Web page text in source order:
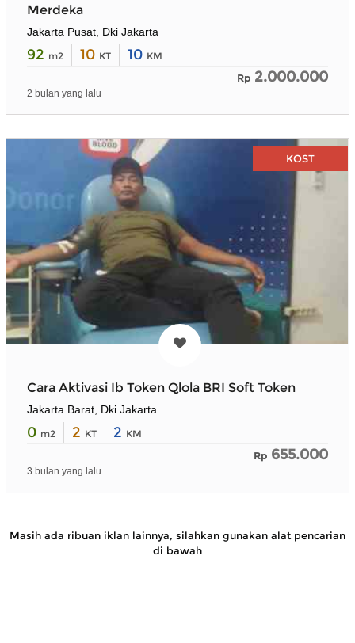
Merdeka
Jakarta Pusat, Dki Jakarta
92 m2 10 KT 10 KM
Rp 2.000.000
2 bulan yang lalu
KOST
Cara Aktivasi Ib Token Qlola BRI Soft Token
Jakarta Barat, Dki Jakarta
0 m2 2 KT 2 KM
Rp 655.000
3 bulan yang lalu
Masih ada ribuan iklan lainnya, silahkan gunakan alat pencarian
di bawah